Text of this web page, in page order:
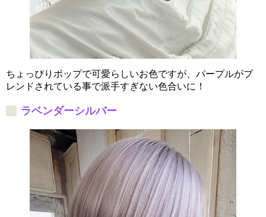
ちょっぴりポップで可愛らしいお色ですが、パープルがブ
レンドされている事で派手すぎない色合いに！
ラベンダーシルバー